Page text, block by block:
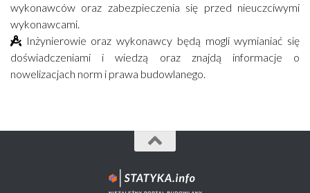
wykonawców oraz zabezpieczenia się przed nieuczciwymi
wykonawcami.
Inżynierowie oraz wykonawcy będą mogli wymianiać się
doświadczeniami i wiedzą oraz znajdą informacje o
nowelizacjach norm i prawa budowlanego.